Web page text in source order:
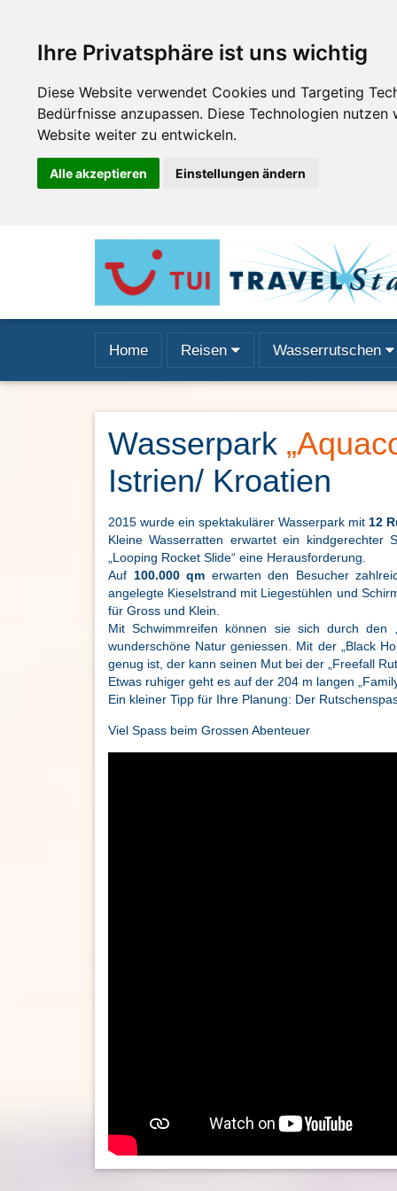
Ihre Privatsphäre ist uns wichtig
Diese Website verwendet Cookies und Targeting
Bedürfnisse anzupassen. Diese Technologien
Website weiter zu entwickeln.
Alle akzeptieren Einstellungen ändern
Home Reisen Wasserrutschen
Wasserpark
Istrien/ Kroatien
2015 wurde ein spektakulärer Wasserpark mit 12
Kleine Wasserratten erwartet ein
„Looping Rocket Slide“ eine Herausforderung.
Auf 100.000 qm erwarten den Besucher
angelegte Kieselstrand mit Liegestühlen und
für Gross und Klein.
Mit Schwimmreifen können sie sich durch den
wunderschöne Natur geniessen. Mit der „Black
genug ist, der kann seinen Mut bei der „Freefall
Etwas ruhiger geht es auf der 204 m langen
Ein kleiner Tipp für Ihre Planung: Der
Viel Spass beim Grossen Abenteuer